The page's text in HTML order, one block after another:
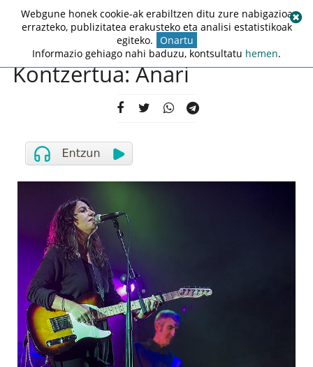
Kontzertua: Anari
Webgune honek cookie-ak erabiltzen ditu zure nabigazioa
errazteko, publizitatea erakusteko eta analisi estatistikoak
egiteko. Onartu
Informazio gehiago nahi baduzu, kontsultatu hemen.